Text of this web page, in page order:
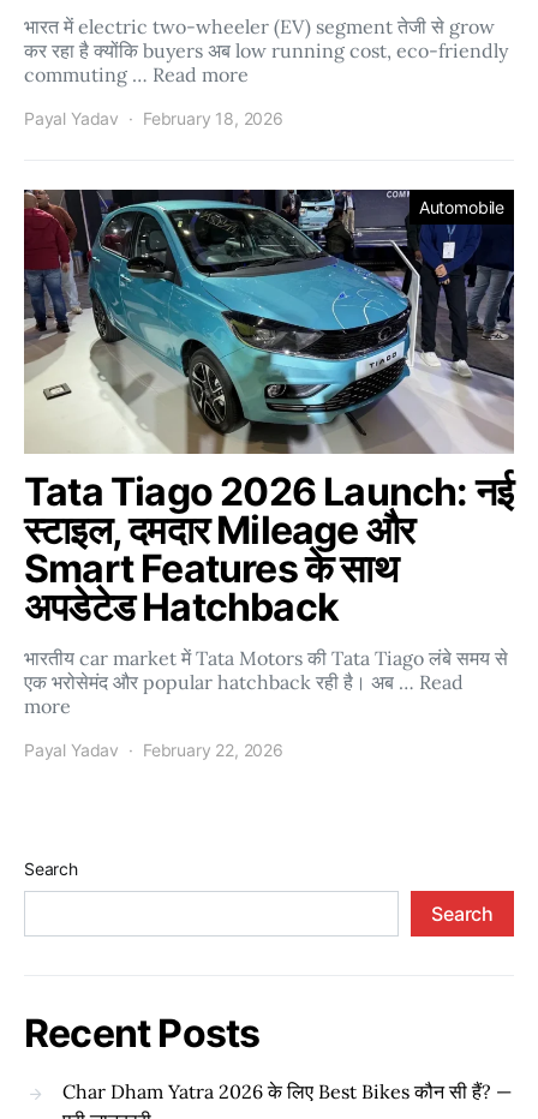
भारत में electric two-wheeler (EV) segment तेजी से grow
कर रहा है क्योंकि buyers अब low running cost, eco-friendly
commuting … Read more
Payal Yadav February 18, 2026
Automobile
Tata Tiago 2026 Launch: नई
स्टाइल, दमदार Mileage और
Smart Features के साथ
अपडेटेड Hatchback
भारतीय car market में Tata Motors की Tata Tiago लंबे समय से
एक भरोसेमंद और popular hatchback रही है। अब … Read
more
Payal Yadav February 22, 2026
Search
Search
Recent Posts
Char Dham Yatra 2026 के लिए Best Bikes कौन सी हैं? —